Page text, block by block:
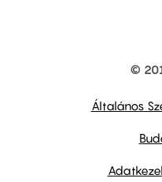
©
Általános